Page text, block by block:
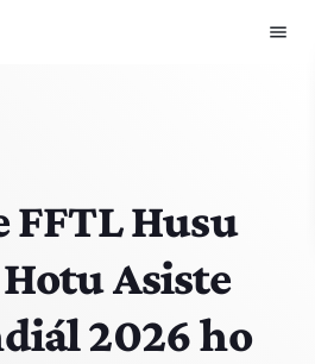
menu
FFTL Husu
Asiste
2026 ho